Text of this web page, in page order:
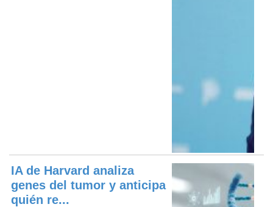
IA de Harvard analiza
genes del tumor y anticipa
quién re...